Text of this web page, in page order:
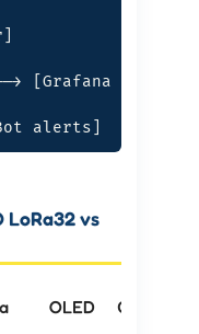
> [Grafana
alerts]
LoRa32 vs
OLED GPS